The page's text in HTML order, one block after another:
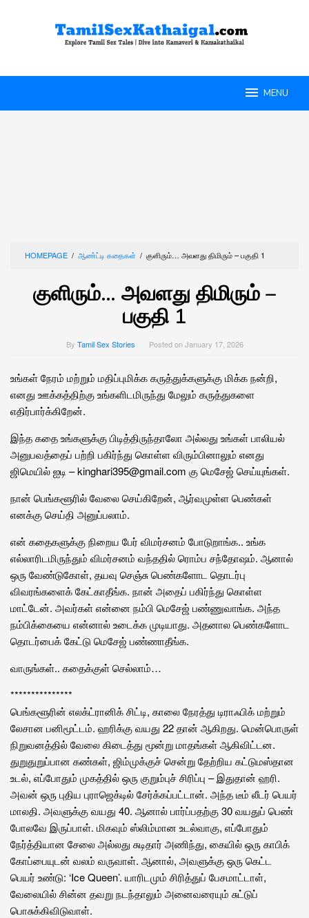
MENU
HOMEPAGE / ஆண்ட்டி கதைகள் / குளிரும்… அவளது திமிரும் – பகுதி 1
குளிரும்… அவளது திமிரும் –
பகுதி 1
By Tamil Sex Stories Posted onJanuary 17, 2026
உங்கள் நேரம் மற்றும் மதிப்புமிக்க கருத்துக்களுக்கு மிக்க நன்றி,
எனது ஊக்கத்திற்கு உங்களிடமிருந்து மேலும் கருத்துகளை
எதிர்பார்க்கிறேன்.
இந்த கதை உங்களுக்கு பிடித்திருந்தாலோ அல்லது உங்கள் பாலியல்
அனுபவத்தைப் பற்றி பகிர்ந்து கொள்ள விரும்பினாலும் எனது
ஜிமெயில் ஐடி – kinghari395@gmail.com கு மெசேஜ் செய்யுங்கள்.
நான் பெங்களூரில் வேலை செய்கிறேன், ஆர்வமுள்ள பெண்கள்
எனக்கு செய்தி அனுப்பலாம்.
என் கதைகளுக்கு நிறைய பேர் விமர்சனம் போடுறாங்க.. உங்க
எல்லாரிடமிருந்தும் விமர்சனம் வந்ததில் ரொம்ப சந்தோஷம். ஆனால்
ஒரு வேண்டுகோள், தயவு செஞ்சு பெண்களோட தொடர்பு
விவரங்களைக் கேட்காதீங்க. நான் அதைப் பகிர்ந்து கொள்ள
மாட்டேன். அவர்கள் என்னை நம்பி மெசேஜ் பண்ணுவாங்க. அந்த
நம்பிக்கையை என்னால் உடைக்க முடியாது. அதனால பெண்களோட
தொடர்பைக் கேட்டு மெசேஜ் பண்ணாதீங்க.
வாருங்கள்.. கதைக்குள் செல்லாம்…
***************
பெங்களூரின் எலக்ட்ரானிக் சிட்டி, காலை நேரத்து டிராஃபிக் மற்றும்
லேசான பனிமூட்டம். ஹரிக்கு வயது 22 தான் ஆகிறது. மென்பொருள்
நிறுவனத்தில் வேலை கிடைத்து மூன்று மாதங்கள் ஆகிவிட்டன.
துறுதுறுப்பான கண்கள், ஜிம்முக்குச் சென்று தேற்றிய கட்டுமஸ்தான
உடல், எப்போதும் முகத்தில் ஒரு குறும்புச் சிரிப்பு – இதுதான் ஹரி.
அவன் ஒரு புதிய புராஜெக்டில் சேர்க்கப்பட்டான். அந்த டீம் லீடர் பெயர்
மாலதி. அவளுக்கு வயது 40. ஆனால் பார்ப்பதற்கு 30 வயதுப் பெண்
போலவே இருப்பாள். மிகவும் ஸ்லிம்மான உடல்வாகு, எப்போதும்
நேர்த்தியான சேலை அல்லது சுடிதார் அணிந்து, கையில் ஒரு காபிக்
கோப்பையுடன் வலம் வருவாள். ஆனால், அவளுக்கு ஒரு கெட்ட
பெயர் உண்டு: ‘Ice Queen’. யாரிடமும் சிரித்துப் பேசமாட்டாள்,
வேலையில் சின்ன தவறு நடந்தாலும் அனைவரையும் சுட்டுப்
பொசுக்கிவிடுவாள்.